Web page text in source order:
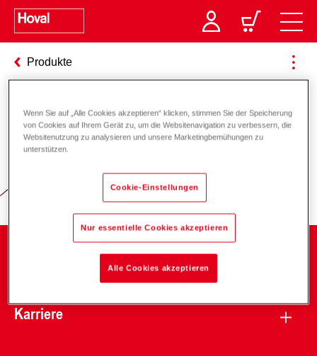
Produkte
Verantwortung für Energie und
Karriere
Wenn Sie auf „Alle Cookies akzeptieren“ klicken, stimmen Sie der Speicherung
von Cookies auf Ihrem Gerät zu, um die Websitenavigation zu verbessern, die
Websitenutzung zu analysieren und unsere Marketingbemühungen zu
unterstützen.
Cookie-Einstellungen
Nur essentielle Cookies akzeptieren
Alle Cookies akzeptieren